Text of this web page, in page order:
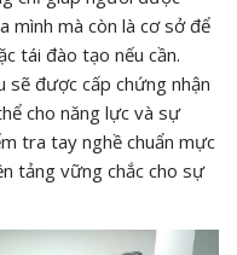
mình mà còn là cơ sở để
tái đào tạo nếu cần.
sẽ được cấp chứng nhận
cho năng lực và sự
tra tay nghề chuẩn mực
tảng vững chắc cho sự